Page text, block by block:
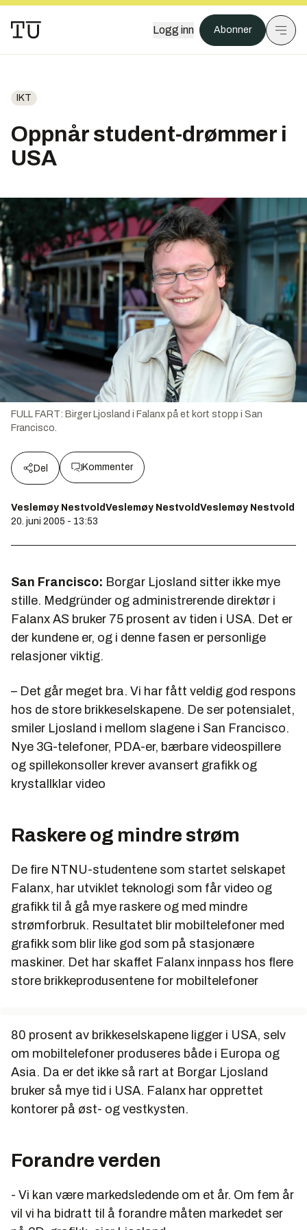
Logg inn Abonner
IKT
Oppnår student-drømmer i
USA
FULL FART: Birger Ljosland i Falanx på et kort stopp i San
Francisco.
Del Kommenter
Veslemøy NestvoldVeslemøy NestvoldVeslemøy Nestvold
20. juni 2005 - 13:53
San Francisco: Borgar Ljosland sitter ikke mye
stille. Medgründer og administrerende direktør i
Falanx AS bruker 75 prosent av tiden i USA. Det er
der kundene er, og i denne fasen er personlige
relasjoner viktig.
– Det går meget bra. Vi har fått veldig god respons
hos de store brikkeselskapene. De ser potensialet,
smiler Ljosland i mellom slagene i San Francisco.
Nye 3G-telefoner, PDA-er, bærbare videospillere
og spillekonsoller krever avansert grafikk og
krystallklar video
Raskere og mindre strøm
De fire NTNU-studentene som startet selskapet
Falanx, har utviklet teknologi som får video og
grafikk til å gå mye raskere og med mindre
strømforbruk. Resultatet blir mobiltelefoner med
grafikk som blir like god som på stasjonære
maskiner. Det har skaffet Falanx innpass hos flere
store brikkeprodusentene for mobiltelefoner
80 prosent av brikkeselskapene ligger i USA, selv
om mobiltelefoner produseres både i Europa og
Asia. Da er det ikke så rart at Borgar Ljosland
bruker så mye tid i USA. Falanx har opprettet
kontorer på øst- og vestkysten.
Forandre verden
- Vi kan være markedsledende om et år. Om fem år
vil vi ha bidratt til å forandre måten markedet ser